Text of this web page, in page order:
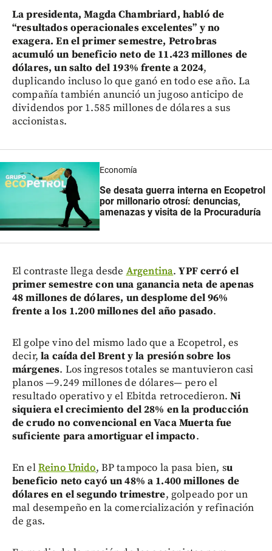
La presidenta, Magda Chambriard, habló de
“resultados operacionales excelentes” y no
exagera. En el primer semestre, Petrobras
acumuló un beneficio neto de 11.423 millones de
dólares, un salto del 193% frente a 2024,
duplicando incluso lo que ganó en todo ese año. La
compañía también anunció un jugoso anticipo de
dividendos por 1.585 millones de dólares a sus
accionistas.
Economía
Se desata guerra interna en Ecopetrol
por millonario otrosí: denuncias,
amenazas y visita de la Procuraduría
El contraste llega desde Argentina.YPF cerró el
primer semestre con una ganancia neta de apenas
48 millones de dólares, un desplome del 96%
frente a los 1.200 millones del año pasado.
El golpe vino del mismo lado que a Ecopetrol, es
decir,la caída del Brent y la presión sobre los
márgenes. Los ingresos totales se mantuvieron casi
planos —9.249 millones de dólares— pero el
resultado operativo y el Ebitda retrocedieron.Ni
siquiera el crecimiento del 28% en la producción
de crudo no convencional en Vaca Muerta fue
suficiente para amortiguar el impacto.
En elReino Unido, BP tampoco la pasa bien, su
beneficio neto cayó un 48% a 1.400 millones de
dólares en el segundo trimestre, golpeado por un
mal desempeño en la comercialización y refinación
de gas.